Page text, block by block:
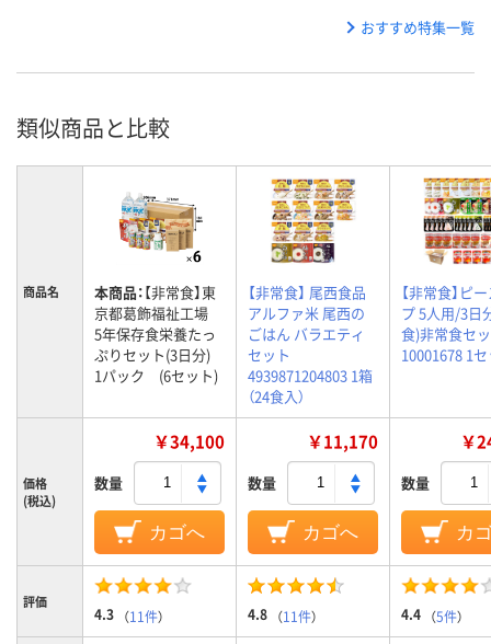
おすすめ特集一覧
類似商品と比較
商品名 本商品：【非常食】東
京都葛飾福祉工場
5年保存食栄養たっ
ぷりセット(3日分)
1パック (6セット)
【非常食】 尾西食品
アルファ米 尾西の
ごはん バラエティ
セット
4939871204803 1箱
（24食入）
【非常食】ピ
プ 5人用/3日
食)非常食セ
10001678 1
価格
(税込)
￥34,100
数量
カゴへ
￥11,170
数量
カゴへ
￥
数量
カ
評価
4.3 （11件） 4.8 （11件） 4.4 （5件）